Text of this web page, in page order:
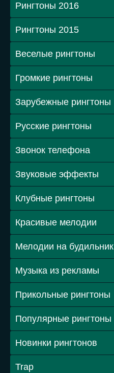
Рингтоны 2016
Рингтоны 2015
Веселые рингтоны
Громкие рингтоны
Зарубежные рингтоны
Русские рингтоны
Звонок телефона
Звуковые эффекты
Клубные рингтоны
Красивые мелодии
Мелодии на будильник
Музыка из рекламы
Прикольные рингтоны
Популярные рингтоны
Новинки рингтонов
Trap